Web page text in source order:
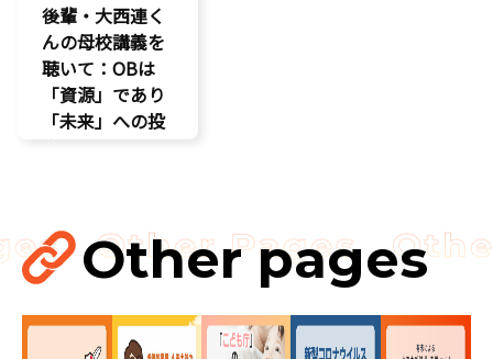
後輩・大西連く
んの母校講義を
聴いて：OBは
「資源」であり
「未来」への投
資だ
講演会
Other pages